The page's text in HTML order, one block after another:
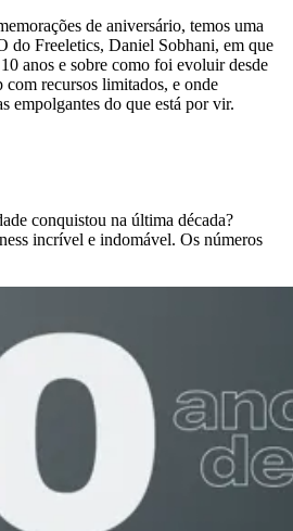
de aniversário, temos uma
do Freeletics, Daniel Sobhani, em que
anos e sobre como foi evoluir desde
com recursos limitados, e onde
empolgantes do que está por vir.
conquistou na última década?
incrível e indomável. Os números